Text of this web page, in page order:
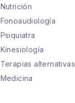
Nutrición
Fonoaudiología
Psiquiatra
Kinesiología
Terapias alternativas
Medicina